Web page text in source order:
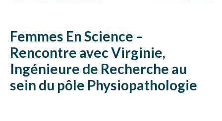
Femmes En Science –
Rencontre avec Virginie,
Ingénieure de Recherche au
sein du pôle Physiopathologie